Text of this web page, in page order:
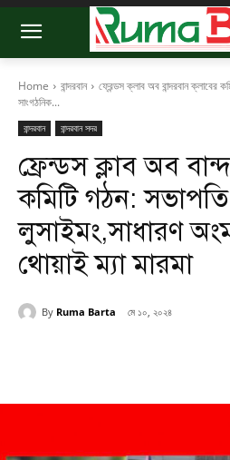
Home বান্দরবান
ফ্রেন্ডস ক্লাব অব বান্দরবান ক্লাবের
সাংগঠনিক...
বান্দরবান বান্দরবান সদর
ফ্রেন্ডস ক্লাব অব
কমিটি গঠন: সভাপতি
লুসাইমং,সাধারণ
থোয়াই ম্যা মারমা
By Ruma Barta মে ১০, ২০২৪